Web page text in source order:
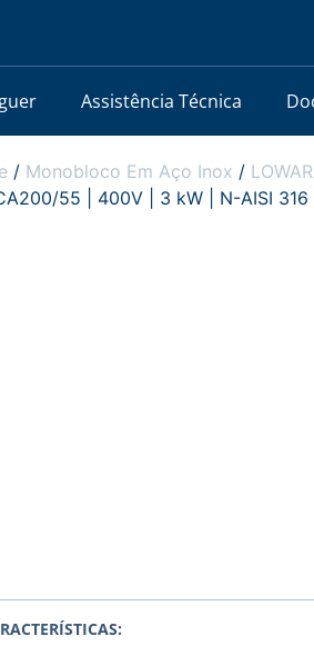
Assistência Técnica
/ Monobloco Em Aço Inox /
55 | 400V | 3 kW | N-AISI